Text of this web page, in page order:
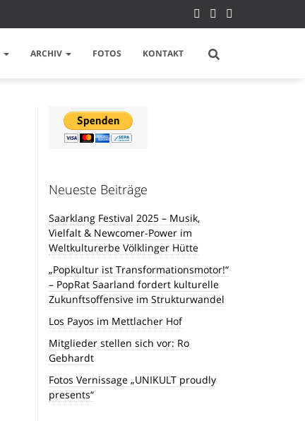
ARCHIV FOTOS KONTAKT
Neueste Beiträge
Saarklang Festival 2025 – Musik,
Vielfalt & Newcomer-Power im
Weltkulturerbe Völklinger Hütte
„Popkultur ist Transformationsmotor!“
– PopRat Saarland fordert kulturelle
Zukunftsoffensive im Strukturwandel
Los Payos im Mettlacher Hof
Mitglieder stellen sich vor: Ro
Gebhardt
Fotos Vernissage „UNIKULT proudly
presents“